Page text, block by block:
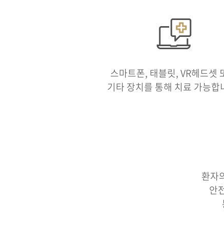
스마트폰, 태블릿, VR헤드셋
기타 장치를 통해 치료 가능합
환자
안